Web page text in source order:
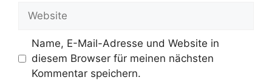
Name, E-Mail-Adresse und Website in
diesem Browser für meinen nächsten
Kommentar speichern.